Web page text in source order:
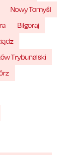
Nowy Tomyśl
Biłgoraj
Trybunalski